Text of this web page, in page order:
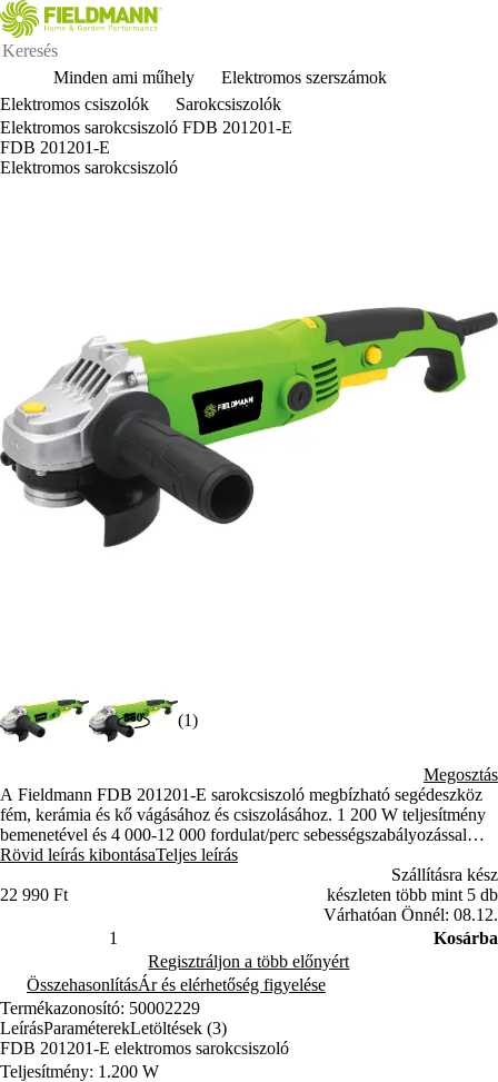
Minden ami műhely
Elektromos szerszámok
Elektromos csiszolók
Sarokcsiszolók
Elektromos sarokcsiszoló FDB 201201-E
FDB 201201-E
Elektromos sarokcsiszoló
(1)
Megosztás
A Fieldmann FDB 201201-E sarokcsiszoló megbízható segédeszköz
fém, kerámia és kő vágásához és csiszolásához. 1 200 W teljesítmény
bemenetével és 4 000-12 000 fordulat/perc sebességszabályozással
precíz munkát és megterhelő feladatokat is képes ellátni. Az
ergonomikus, rezgésgátló, lágyított fogantyúval kényelmet biztosít,
míg az elektronikus sebességszabály teljes teljesítményt biztosít.
Rövid leírás kibontásaTeljes leírás
22 990 Ft
Szállításra kész
készleten több mint 5 db
Várhatóan Önnél: 08.12.
Kosárba
Regisztráljon a több előnyért
ÖsszehasonlításÁr és elérhetőség figyelése
Termékazonosító: 50002229
LeírásParaméterekLetöltések (3)
FDB 201201-E elektromos sarokcsiszoló
Teljesítmény: 1.200 W